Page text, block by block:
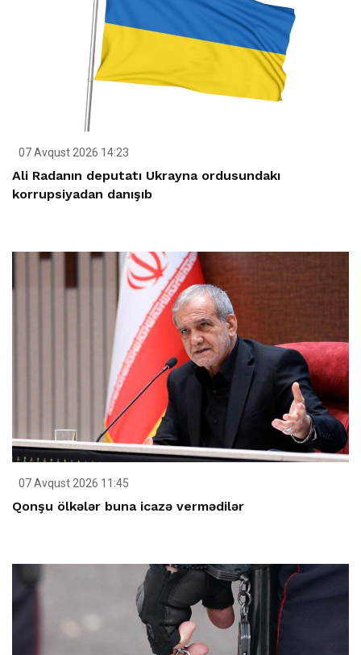
07 Avqust 2026 14:23
Ali Radanın deputatı Ukrayna ordusundakı
korrupsiyadan danışıb
07 Avqust 2026 11:45
Qonşu ölkələr buna icazə vermədilər